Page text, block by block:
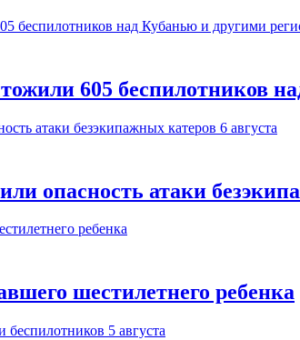
605 беспилотников
опасность атаки
шестилетнего ребенка